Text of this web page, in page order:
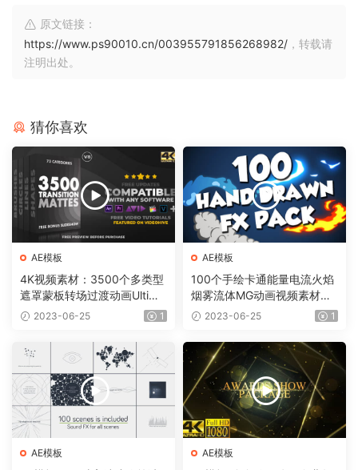
原文链接：
https://www.ps90010.cn/003955791856268982/ ，转载请
注明出处。
猜你喜欢
AE模板
4K视频素材：3500个多类型
遮罩蒙板转场过渡动画Ultima
te Transition Mattes Pack v
2023-06-25 1
AE模板
100个手绘卡通能量电流火焰
烟雾流体MG动画视频素材
（含AE模板工程）有透明通
2023-06-25 1
AE模板 AE模板